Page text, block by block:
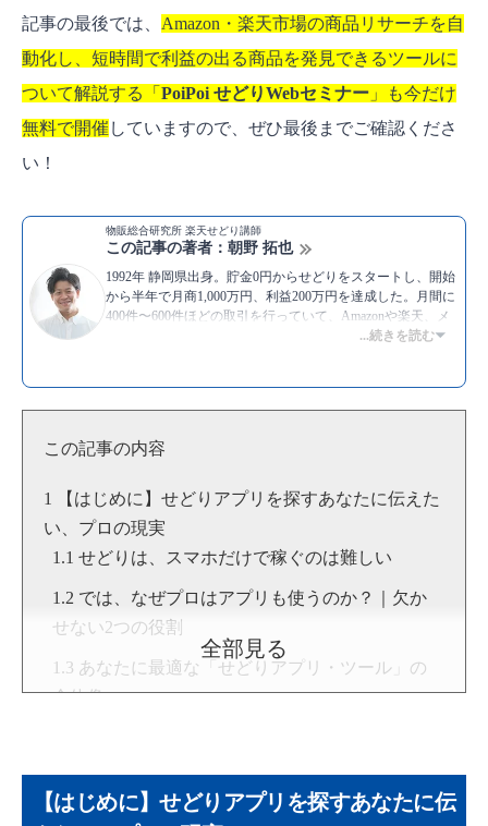
記事の最後では、 Amazon・楽天市場の商品リサーチを自
動化し、短時間で利益の出る商品を発見できるツールに
ついて解説する「 PoiPoi せどりWebセミナー 」も今だけ
無料で開催 していますので、ぜひ最後までご確認くださ
い！
物販総合研究所 楽天せどり講師
この記事の著者：朝野 拓也
1992年 静岡県出身。貯金0円からせどりをスタートし、開始
から半年で月商1,000万円、利益200万円を達成した。月間に
400件〜600件ほどの取引を行っていて、Amazonや楽天、メ
ルカリなど主要プラットフォームを用いた販売は一通り経験
▶Twitter：https://twitter.com/asataku999
▶朝野拓也のプロフィール
...続きを読む
この記事の内容
【はじめに】せどりアプリを探すあなたに伝えた
い、プロの現実
せどりは、スマホだけで稼ぐのは難しい
では、なぜプロはアプリも使うのか？｜欠か
せない2つの役割
あなたに最適な「せどりアプリ・ツール」の
全体像
通知ツール
全部見る
【はじめに】せどりアプリを探すあなたに伝